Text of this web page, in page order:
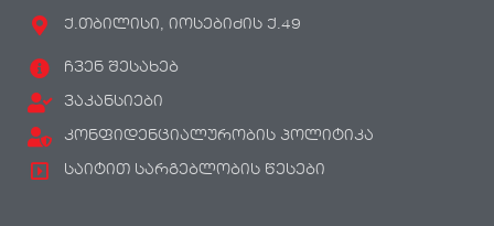
ქ.თბილისი, იოსებიძის ქ.49
ჩვენ შესახებ
ვაკანსიები
კონფიდენციალურობის პოლიტიკა
საიტით სარგებლობის წესები